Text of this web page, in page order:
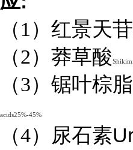
（1）红景天苷
（2）莽草酸
（3）锯叶棕
acids25%-45%
（4） 尿石素